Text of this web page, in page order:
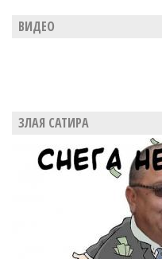
ВИДЕО
ЗЛАЯ САТИРА